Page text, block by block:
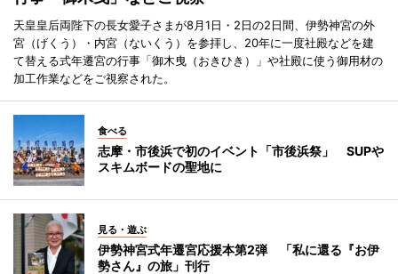
天皇皇后両陛下の長女愛子さまが8月1日・2日の2日間、伊勢神宮の外
宮（げくう）・内宮（ないくう）を参拝し、20年に一度社殿などを建
て替える式年遷宮の行事「御木曳（おきひき）」や社殿に使う御用材の
加工作業などをご視察された。
食べる
志摩・市後浜で初のイベント「市後浜祭」 SUPや
スキムボードの聖地に
見る・遊ぶ
伊勢神宮式年遷宮応援本第2弾 「私に還る『お伊
勢さん』の旅」刊行